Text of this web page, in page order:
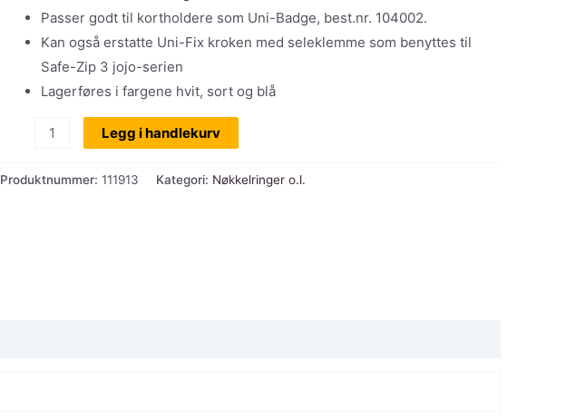
kr 995,00.kr 895,00.
Passer godt til kortholdere som Uni-Badge, best.nr. 104002.
Kan også erstatte Uni-Fix kroken med seleklemme som benyttes til
Safe-Zip 3 jojo-serien
Lagerføres i fargene hvit, sort og blå
K,
Legg i handlekurv
Produktnummer: 111913 Kategori: Nøkkelringer o.l.